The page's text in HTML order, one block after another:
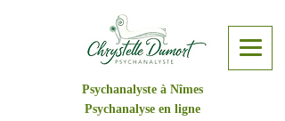
Psychanalyste à Nîmes
Psychanalyse en ligne